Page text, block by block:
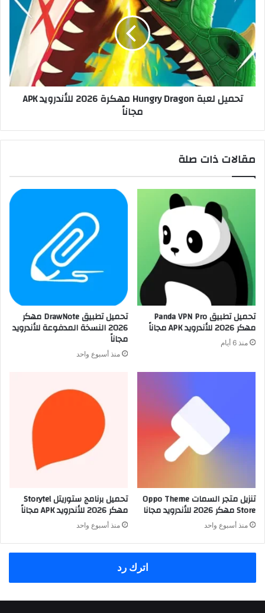
تحميل لعبة Hungry Dragon مهكرة 2026 للأندرويد APK
مجاناً
مقالات ذات صلة
تحميل تطبيق Panda VPN Pro
مهكر 2026 للأندرويد APK مجاناً
منذ 6 أيام
تحميل تطبيق DrawNote مهكر
2026 النسخة المدفوعة للأندرويد
مجاناً
منذ أسبوع واحد
تنزيل متجر السمات Oppo Theme
Store مهكر 2026 للأندرويد مجانا
منذ أسبوع واحد
تحميل برنامج ستوريتل Storytel
مهكر 2026 للأندرويد APK مجاناً
منذ أسبوع واحد
اترك رد